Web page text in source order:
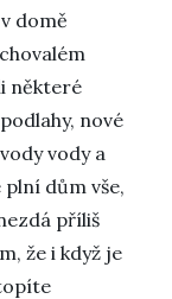
domě
některé
nové
vody a
dům vše,
příliš
že i když je